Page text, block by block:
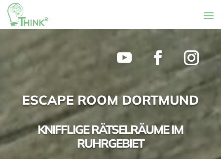
ESCAPE ROOM DORTMUND
KNIFFLIGE RÄTSELRÄUME IM
RUHRGEBIET